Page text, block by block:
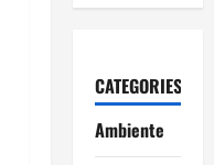
CATEGORIES
Ambiente